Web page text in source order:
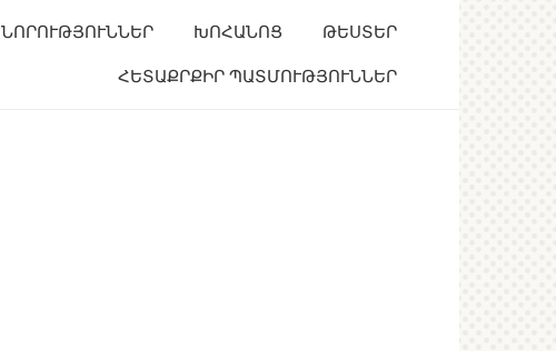
ՆՈՐՈՒԹՅՈՒՆՆԵՐ ԽՈՀԱՆՈՑ ԹԵՍՏԵՐ
ՀԵՏԱՔՐՔԻՐ ՊԱՏՄՈՒԹՅՈՒՆՆԵՐ